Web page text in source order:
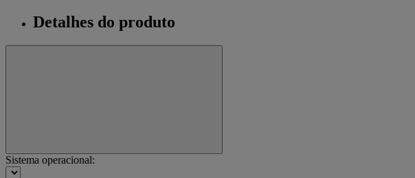
Detalhes do produto
Sistema operacional: